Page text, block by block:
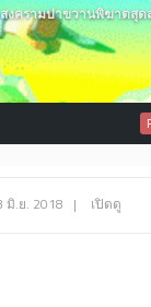
งครามปาขวานพิฆาตสุด
มิ.ย. 2018 | เปิดดู